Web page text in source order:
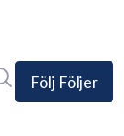
Följ Följer